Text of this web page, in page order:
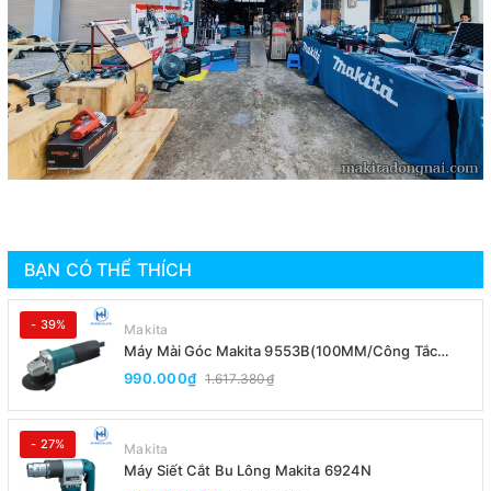
BẠN CÓ THỂ THÍCH
- 39% Makita
Máy Mài Góc Makita 9553B(100MM/Công Tắc
Đuôi)
990.000₫ 1.617.380₫
- 27% Makita
Máy Siết Cắt Bu Lông Makita 6924N